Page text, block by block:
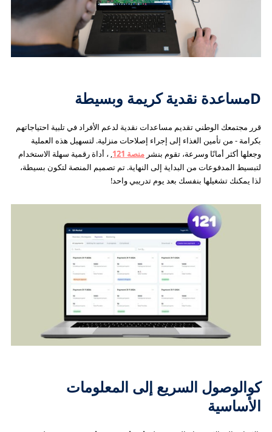
Dمساعدة نقدية كريمة وبسيطة
قرر مجتمعك الوطني تقديم مساعدات نقدية لدعم الأفراد في تلبية احتياجاتهم
بكرامة - من تأمين الغذاء إلى إجراء إصلاحات منزلية. لتسهيل هذه العملية
وجعلها أكثر أمانًا وسرعة، تقوم بنشر منصة 121
, ، أداة رقمية سهلة الاستخدام
لتبسيط المدفوعات من البداية إلى النهاية. تم تصميم المنصة لتكون بسيطة،
لذا يمكنك تشغيلها بنفسك بعد يوم تدريبي واحد!
كوالوصول السريع إلى المعلومات
الأساسية